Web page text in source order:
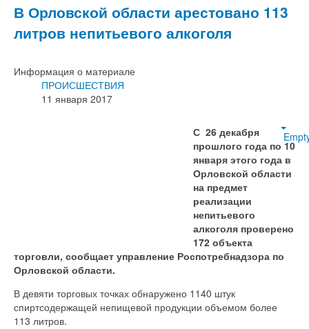
В Орловской области арестовано 113
литров непитьевого алкоголя
Информация о материале
ПРОИСШЕСТВИЯ
11 января 2017
С 26 декабря
прошлого года по 10
января этого года в
Орловской области
на предмет
реализации
непитьевого
алкоголя проверено
172 объекта
торговли, сообщает управление Роспотребнадзора по
Орловской области.
В девяти торговых точках обнаружено 1140 штук
спиртсодержащей непищевой продукции объемом более
113 литров.